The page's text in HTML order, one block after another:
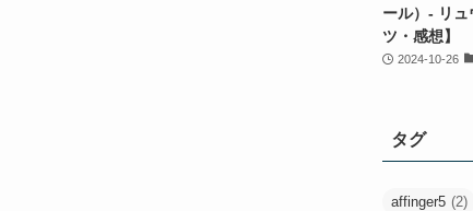
ール）- リ
ツ・感想】
2024-10-26
タグ
affinger5 (2)